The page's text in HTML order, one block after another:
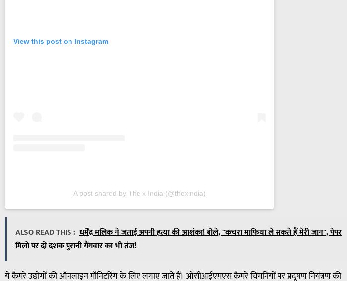
View this post on Instagram
A post shared by The x India (@thexindia)
ALSO READ THIS : धर्मेंद्र मलिक ने जताई अपनी हत्या की आशंका! बोले, "कचरा माफिया ले सकते हैं मेरी जान", पेपर
मिलों पर दो दशक पुरानी गैंगवार का भी तंज!
ये कैमरे उद्योगों की ऑनलाइन मॉनिटरिंग के लिए लगाए जाते हैं। ओसीआईएमएस कैमरे चिमनियों पर प्रदूषण नियंत्रण की